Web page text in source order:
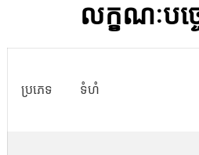
លក្ខណៈបច្
ប្រភេទ ទំហំ